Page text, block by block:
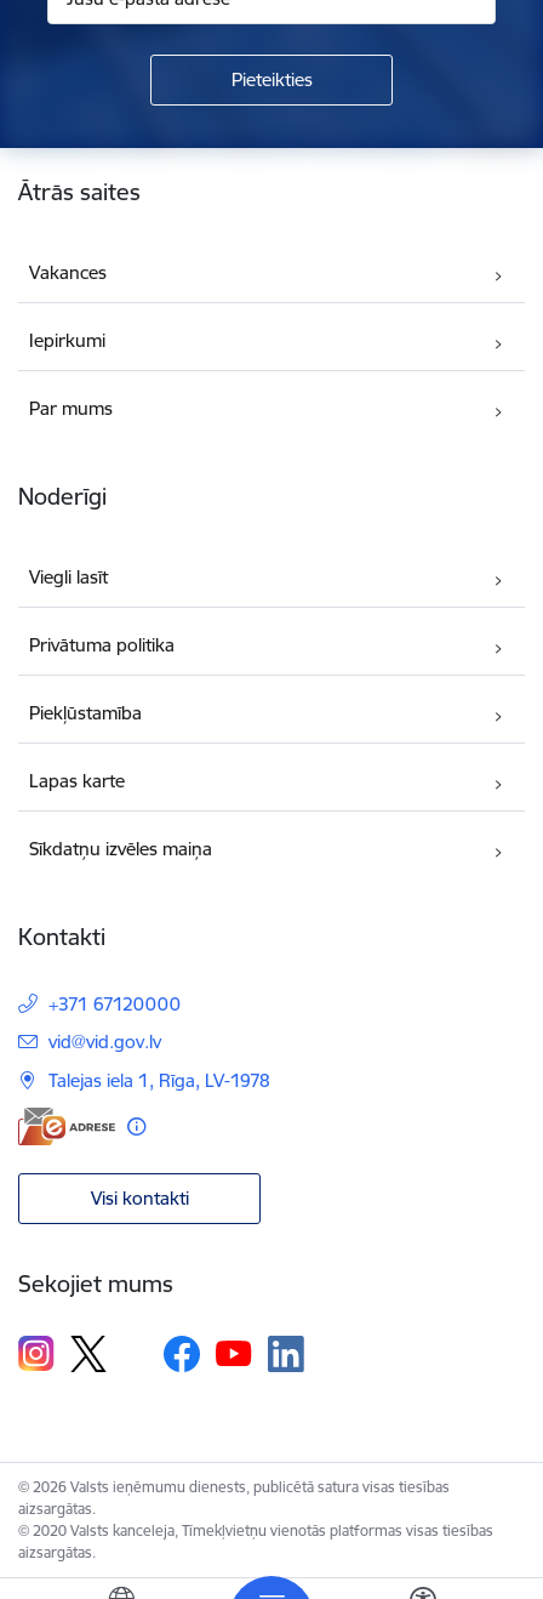
Kājene
Ātrās saites
Vakances
Iepirkumi
Par mums
Noderīgi
Viegli lasīt
Privātuma politika
Piekļūstamība
Lapas karte
Sīkdatņu izvēles maiņa
Kontakti
+371 67120000
E-pasts:
vid@vid.gov.lv
Talejas iela 1, Rīga, LV-1978
Visi kontakti
Sekojiet mums
© 2026 Valsts ieņēmumu dienests, publicētā satura visas tiesības
aizsargātas.
© 2020 Valsts kanceleja, Tīmekļvietņu vienotās platformas visas tiesības
aizsargātas.